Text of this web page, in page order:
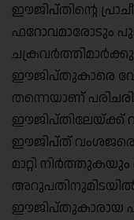
ഈജിപ്തിന്റെ
ഫറോവമാരോടും
ഈജിപ്തുകാരെ
തന്നെയാണ്
ഈജിപ്തിലേയ്ക്ക്
ഈജിപ്ത്
മാറ്റി
അറുപതിനുമിടയിൽ
ഈജിപ്തുകാരായ